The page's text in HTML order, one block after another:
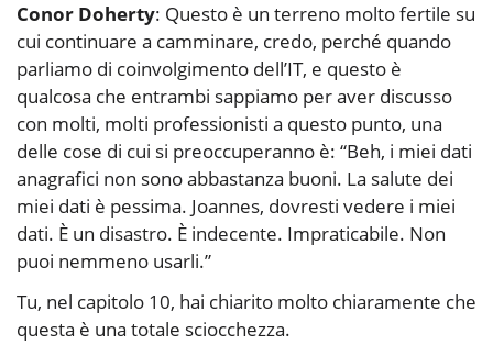
Conor Doherty: Questo è un terreno molto fertile su
cui continuare a camminare, credo, perché quando
parliamo di coinvolgimento dell’IT, e questo è
qualcosa che entrambi sappiamo per aver discusso
con molti, molti professionisti a questo punto, una
delle cose di cui si preoccuperanno è: “Beh, i miei dati
anagrafici non sono abbastanza buoni. La salute dei
miei dati è pessima. Joannes, dovresti vedere i miei
dati. È un disastro. È indecente. Impraticabile. Non
puoi nemmeno usarli.”
Tu, nel capitolo 10, hai chiarito molto chiaramente che
questa è una totale sciocchezza.